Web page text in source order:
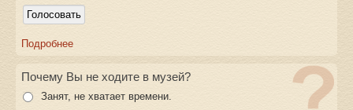
Подробнее
Почему Вы не ходите в музей?
Занят, не хватает времени.